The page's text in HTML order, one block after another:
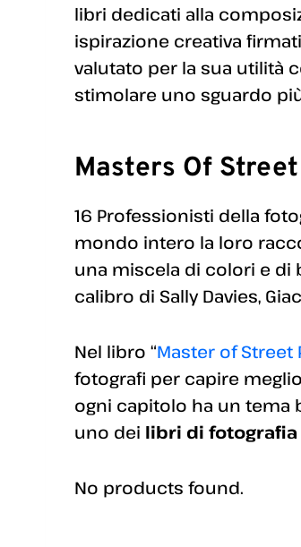
libri dedicati alla
ispirazione creativa
valutato per la sua utilità
stimolare uno sguardo
Masters Of
16 Professionisti della
mondo intero la loro
una miscela di colori e di
calibro di Sally Davies,
Nel libro “Master of Street
fotografi per capire
ogni capitolo ha un tema
uno dei libri di fotografia
No products found.